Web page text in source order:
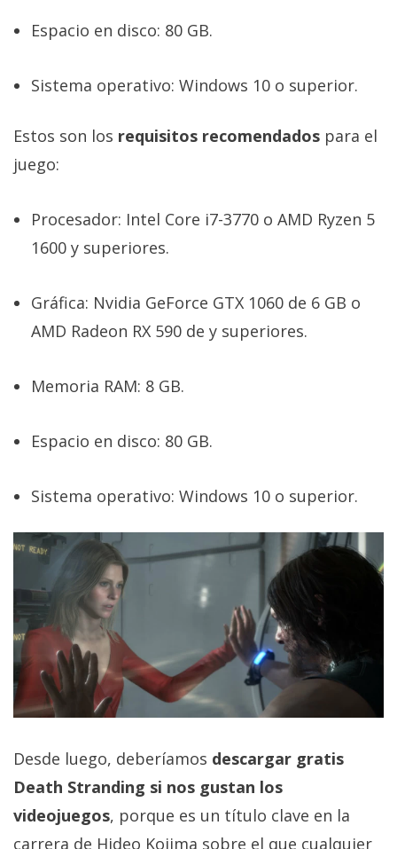
Espacio en disco: 80 GB.
Sistema operativo: Windows 10 o superior.
Estos son los requisitos recomendados para el
juego:
Procesador: Intel Core i7-3770 o AMD Ryzen 5
1600 y superiores.
Gráfica: Nvidia GeForce GTX 1060 de 6 GB o
AMD Radeon RX 590 de y superiores.
Memoria RAM: 8 GB.
Espacio en disco: 80 GB.
Sistema operativo: Windows 10 o superior.
Desde luego, deberíamos descargar gratis
Death Stranding si nos gustan los
videojuegos, porque es un título clave en la
carrera de Hideo Kojima sobre el que cualquier